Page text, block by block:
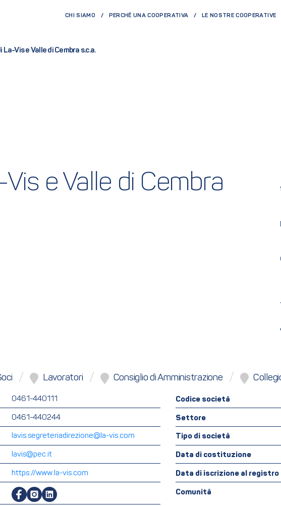
CHI SIAMO PERCHÈ UNA COOPERATIVA LE NOSTRE COOPERATIVE
Vis e Valle di Cembra s.c.a.
e Valle di Cembra
Lavoratori Consiglio di Amministrazione
0461-440111
0461-440244
lavis.segreteriadirezione@la-vis.com
lavis@pec.it
https://www.la-vis.com
Codice società
Settore
Tipo di società
Data di costituzione
Data di iscrizione al
Comunità